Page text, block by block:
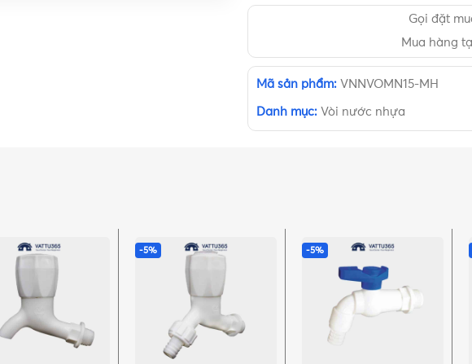
Gọi đặt
Mua hàng
Mã sản phẩm: VNNVOMN15-MH
Danh mục: Vòi nước nhựa
-5% -5%